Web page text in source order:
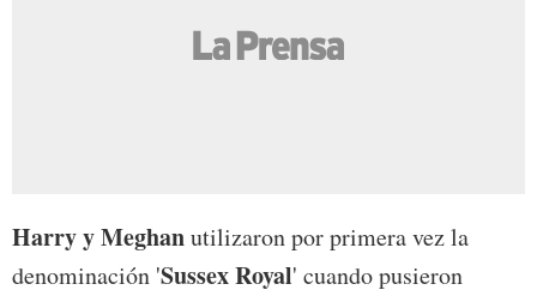
Harry y Meghanutilizaron por primera vez la
denominación 'Sussex Royal' cuando pusieron